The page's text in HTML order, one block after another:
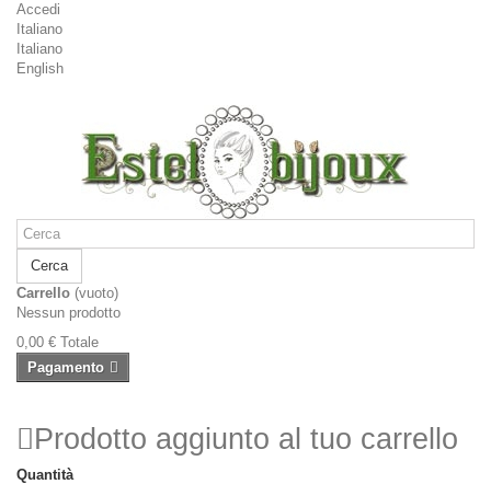
Accedi
Italiano
Italiano
English
Cerca
Carrello (vuoto)
Nessun prodotto
0,00 € Totale
Pagamento
Prodotto aggiunto al tuo carrello
Quantità